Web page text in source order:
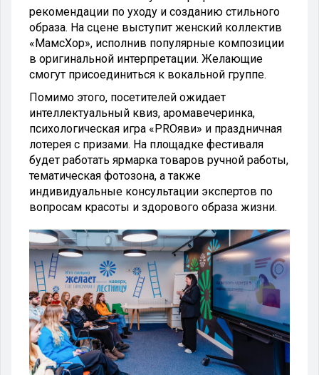
рекомендации по уходу и созданию стильного
образа. На сцене выступит женский коллектив
«МамсХор», исполнив популярные композиции
в оригинальной интерпретации. Желающие
смогут присоединиться к вокальной группе.
Помимо этого, посетителей ожидает
интеллектуальный квиз, аромавечеринка,
психологическая игра «PROяви» и праздничная
лотерея с призами. На площадке фестиваля
будет работать ярмарка товаров ручной работы,
тематическая фотозона, а также
индивидуальные консультации экспертов по
вопросам красоты и здорового образа жизни.